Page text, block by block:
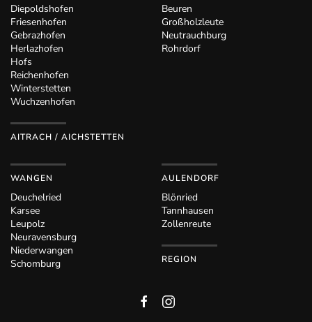
Diepoldshofen
Friesenhofen
Gebrazhofen
Herlazhofen
Hofs
Reichenhofen
Winterstetten
Wuchzenhofen
AITRACH / AICHSTETTEN
Beuren
Großholzleute
Neutrauchburg
Rohrdorf
WANGEN
Deuchelried
Karsee
Leupolz
Neuravensburg
Niederwangen
Schomburg
AULENDORF
Blönried
Tannhausen
Zollenreute
REGION